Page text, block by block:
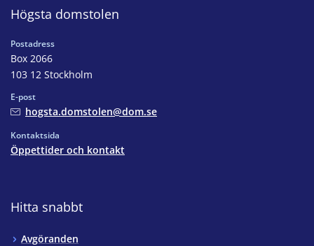
Högsta domstolen
Postadress
Box 2066
103 12 Stockholm
E-post
hogsta.domstolen@dom.se
Kontaktsida
Öppettider och kontakt
Hitta snabbt
Avgöranden